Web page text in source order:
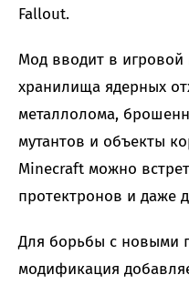
Fallout.
Мод вводит в
хранилища ядерных
металлолома,
мутантов и объекты
Minecraft можно
протектронов и даже
Для борьбы с новыми
модификация